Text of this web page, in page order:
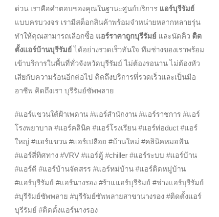
ด่วน เราคือคำตอบของคุณในฐานะศูนย์บริการ แอร์บุรีรัมย์
แบบครบวงจร เรามีสต็อกสินค้าพร้อมจำหน่ายหลากหลายรุ่น
ทำให้คุณสามารถเลือกซื้อ แอร์ราคาถูกบุรีรัมย์ และนัดคิว ติด
ตั้งแอร์บ้านบุรีรัมย์ ได้อย่างรวดเร็วทันใจ ทีมช่างของเราพร้อม
เข้าบริการในพื้นที่ทั่วจังหวัดบุรีรัมย์ ไม่ต้องรอนาน ไม่ต้องหัว
เสียกับความร้อนอีกต่อไป คิดถึงบริการที่รวดเร็วและเป็นมือ
อาชีพ คิดถึงเรา บุรีรัมย์ซัพพลาย
#แอร์แขวนใต้ฝ้าเพดาน #แอร์สำนักงาน #แอร์ราชการ #แอร์
โรงพยาบาล #แอร์คลินิค #แอร์โรงเรียน #แอร์ท่อduct #แอร์
ใหญ่ #แอร์แขวน #แอร์เปลือย #บ้านใหม่ #คลินิคหมอฟัน
#แอร์สี่ทิศทาง #VRV #แอร์ตู้ #chiller #แอร์ระบบ #แอร์บ้าน
#แอร์ดี #แอร์บ้านจัดสรร #แอร์หม่บ้าน #แอร์ติดหมู่บ้าน
#แอร์บุรีรัมย์ #แอร์นางรอง #ร้าแแอร์บุรีรัมย์ #ช่างแอร์บุรีรัมย์
#บุรีรัมย์ซัพพลาย #บุรีรัมย์ซัพพลายสาขานางรอง #ติดตั้งแอร์
บุรีรัมย์ #ติดตั้งแอร์นางรอง